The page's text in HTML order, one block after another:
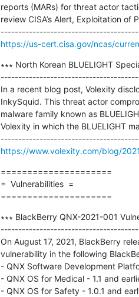
reports (MARs) for threat actor
review CISA’s Alert, Exploitation of
https://us-cert.cisa.gov/ncas/
∗∗∗ North Korean BLUELIGHT
In a recent blog post, Volexity
InkySquid. This threat actor
malware family known as
Volexity in which the BLUELIGHT
https://www.volexity.com/blog/
=====================
=  Vulnerabilities  =
=====================
∗∗∗ BlackBerry QNX-2021-001
On August 17, 2021, BlackBerry
vulnerability in the following
- QNX Software Development
- QNX OS for Medical - 1.1 and
- QNX OS for Safety - 1.0.1 and